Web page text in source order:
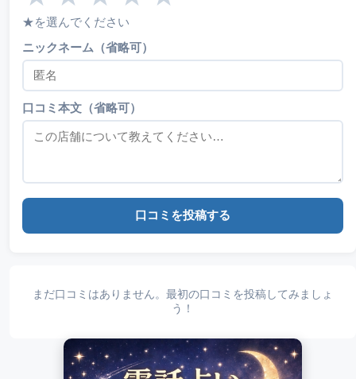
★を選んでください
ニックネーム（省略可）
口コミ本文（省略可）
口コミを投稿する
まだ口コミはありません。最初の口コミを投稿してみましょ
う！